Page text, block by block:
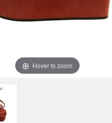
Hover to zoom